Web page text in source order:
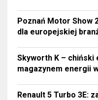
Poznań Motor Show
dla europejskiej
Skyworth K –
magazynem energii
Renault 5 Turbo 3E: